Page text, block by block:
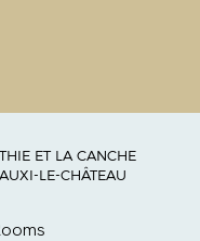
ET LA CANCHE
LE-CHÂTEAU